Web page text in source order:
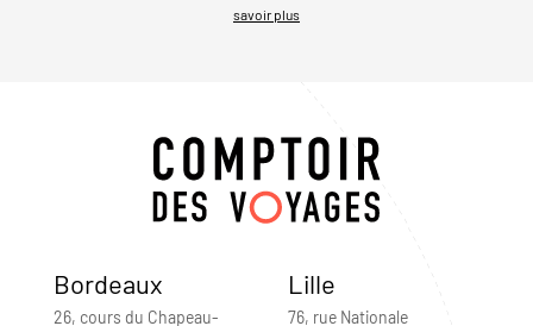
savoir plus
Bordeaux
26, cours du Chapeau-
Lille
76, rue Nationale